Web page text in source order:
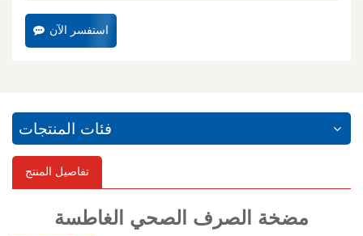
استفسر الآن
فئات المنتجات
تفاصيل المنتج
مضخة الصرف الصحي الغاطسة